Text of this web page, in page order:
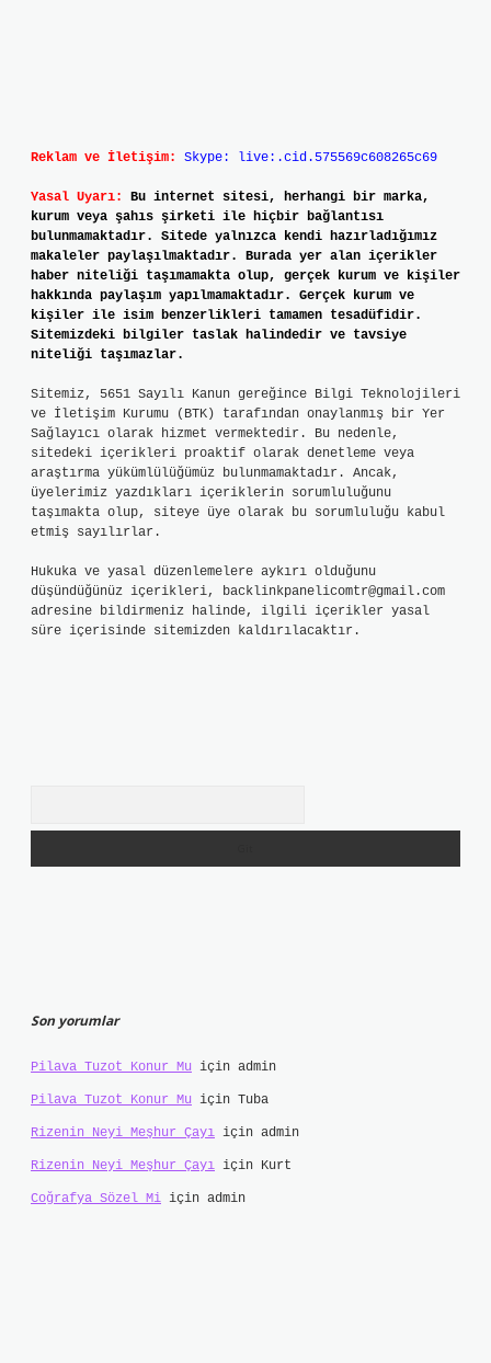
Reklam ve İletişim: Skype: live:.cid.575569c608265c69
Yasal Uyarı:
Bu internet sitesi, herhangi bir marka,
kurum veya şahıs şirketi ile hiçbir bağlantısı
bulunmamaktadır. Sitede yalnızca kendi hazırladığımız
makaleler paylaşılmaktadır. Burada yer alan içerikler
haber niteliği taşımamakta olup, gerçek kurum ve kişiler
hakkında paylaşım yapılmamaktadır. Gerçek kurum ve
kişiler ile isim benzerlikleri tamamen tesadüfidir.
Sitemizdeki bilgiler taslak halindedir ve tavsiye
niteliği taşımazlar.
Sitemiz, 5651 Sayılı Kanun gereğince Bilgi Teknolojileri
ve İletişim Kurumu (BTK) tarafından onaylanmış bir Yer
Sağlayıcı olarak hizmet vermektedir. Bu nedenle,
sitedeki içerikleri proaktif olarak denetleme veya
araştırma yükümlülüğümüz bulunmamaktadır. Ancak,
üyelerimiz yazdıkları içeriklerin sorumluluğunu
taşımakta olup, siteye üye olarak bu sorumluluğu kabul
etmiş sayılırlar.
Hukuka ve yasal düzenlemelere aykırı olduğunu
düşündüğünüz içerikleri, backlinkpanelicomtr@gmail.com
adresine bildirmeniz halinde, ilgili içerikler yasal
süre içerisinde sitemizden kaldırılacaktır.
Son yorumlar
Pilava Tuzot Konur Mu için admin
Pilava Tuzot Konur Mu için Tuba
Rizenin Neyi Meşhur Çayı için admin
Rizenin Neyi Meşhur Çayı için Kurt
Coğrafya Sözel Mi için admin